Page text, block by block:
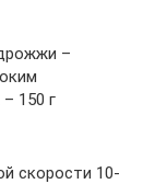
–
150 г
скорости 10-